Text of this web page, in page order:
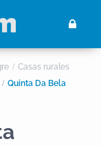
Casas rurales
Quinta Da Bela